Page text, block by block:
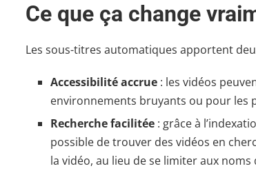
Ce que ça change
Les sous-titres automatiques apportent
Accessibilité accrue : les vidéos
environnements bruyants ou pour les
Recherche facilitée : grâce à
possible de trouver des vidéos en
la vidéo, au lieu de se limiter aux